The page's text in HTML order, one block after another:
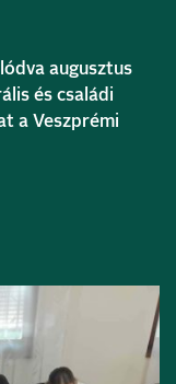
augusztus
és családi
a Veszprémi